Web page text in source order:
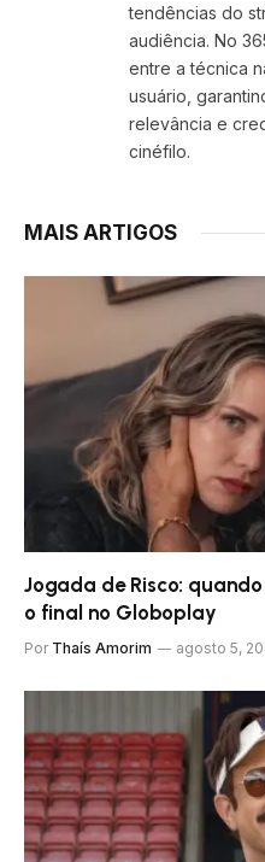
tendências do
audiência. No
entre a técnica
usuário,
relevância e
cinéfilo.
MAIS ARTIGOS
Jogada de Risco:
o final no Globoplay
Por Thaís Amorim agosto 5,